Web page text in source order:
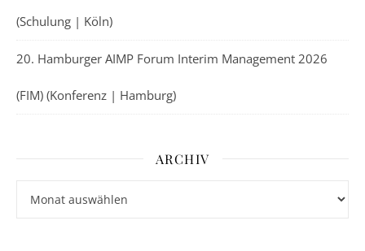
(Schulung | Köln)
20. Hamburger AIMP Forum Interim Management 2026
(FIM) (Konferenz | Hamburg)
ARCHIV